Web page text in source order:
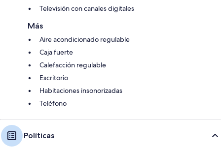
Televisión con canales digitales
Más
Aire acondicionado regulable
Caja fuerte
Calefacción regulable
Escritorio
Habitaciones insonorizadas
Teléfono
Políticas